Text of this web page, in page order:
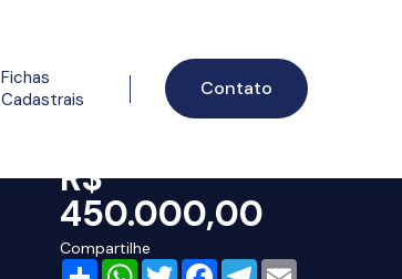
Fichas
Cadastrais
Contato
R$
450.000,00
Compartilhe
ShareWhatsApp
TwitterFacebook
TelegramEmail